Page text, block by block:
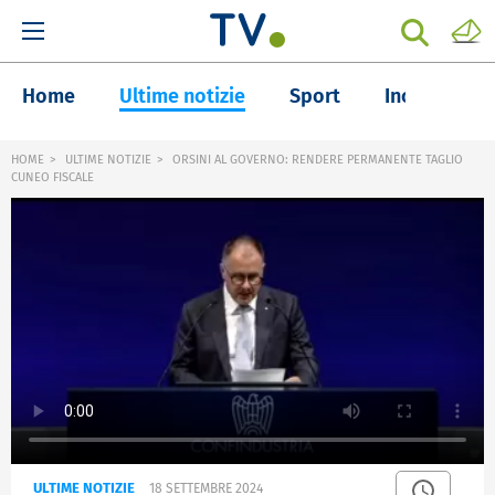
Home Ultime notizie Sport Inchieste
HOME ULTIME NOTIZIE
ORSINI AL GOVERNO: RENDERE PERMANENTE TAGLIO
CUNEO FISCALE
ULTIME NOTIZIE 18 SETTEMBRE 2024